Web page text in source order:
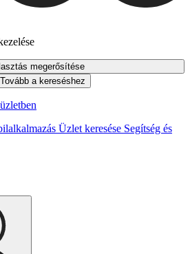
megerősítése
Tovább a kereséshez
Üzlet keresése Segítség és